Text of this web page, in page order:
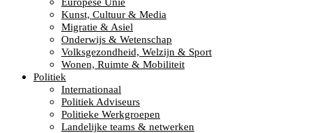
Kunst, Cultuur & Media
Migratie & Asiel
Onderwijs & Wetenschap
Volksgezondheid, Welzijn & Sport
Wonen, Ruimte & Mobiliteit
Politiek
Internationaal
Politiek Adviseurs
Politieke Werkgroepen
Landelijke teams & netwerken